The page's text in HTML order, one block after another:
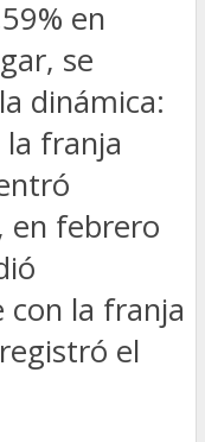
en
se
dinámica:
franja
en febrero
con la franja
el